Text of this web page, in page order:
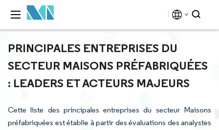
PRINCIPALES ENTREPRISES DU
SECTEUR MAISONS PRÉFABRIQUÉES
: LEADERS ET ACTEURS MAJEURS
Cette liste des principales entreprises du secteur Maisons
préfabriquées est établie à partir des évaluations des analystes